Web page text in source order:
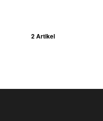
2 Artikel